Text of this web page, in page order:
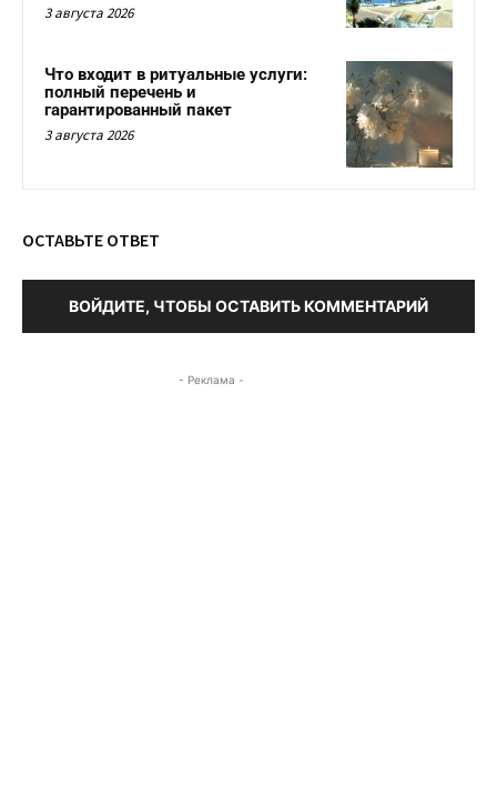
3 августа 2026
Что входит в ритуальные услуги:
полный перечень и
гарантированный пакет
3 августа 2026
ОСТАВЬТЕ ОТВЕТ
ВОЙДИТЕ, ЧТОБЫ ОСТАВИТЬ КОММЕНТАРИЙ
- Реклама -